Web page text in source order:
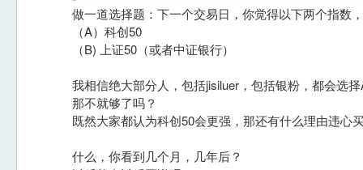
做一道选择题：下一个交易日，你觉得以下两个指数
（A）科创50
（B) 上证50（或者中证银行）
我相信绝大部分人，包括jisiluer，包括银粉，都会选
那不就够了吗？
既然大家都认为科创50会更强，那还有什么理由违心
什么，你看到几个月，几年后？